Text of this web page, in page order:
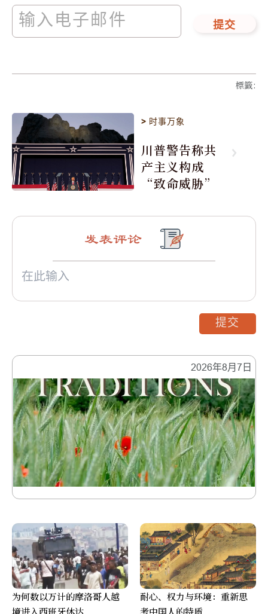
提交
標籤:
> 时事万象
川普警告称共
产主义构成
“致命威胁”
2026年8月7日
发表评论
提交
为何数以万计的摩洛哥人越
耐心、权力与环境：重新思